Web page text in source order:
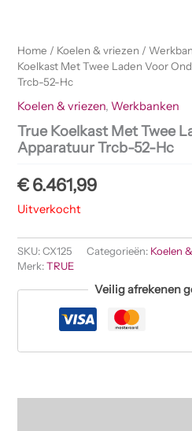
Home / Koelen & vriezen /
Koelkast Met Twee Laden Voor
Trcb-52-Hc
Koelen & vriezen, Werkbanken
True Koelkast Met Twee
Apparatuur Trcb-52-Hc
€6.461,99
Uitverkocht
SKU:CX125 Categorieën: Koelen
Merk:TRUE
Veilig afrekenen